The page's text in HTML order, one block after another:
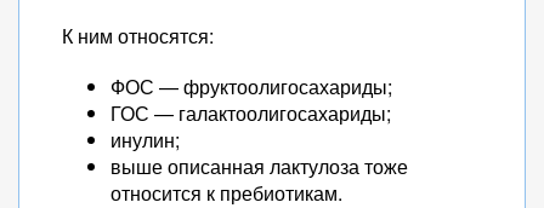
К ним относятся:
ФОС — фруктоолигосахариды;
ГОС — галактоолигосахариды;
инулин;
выше описанная лактулоза тоже
относится к пребиотикам.